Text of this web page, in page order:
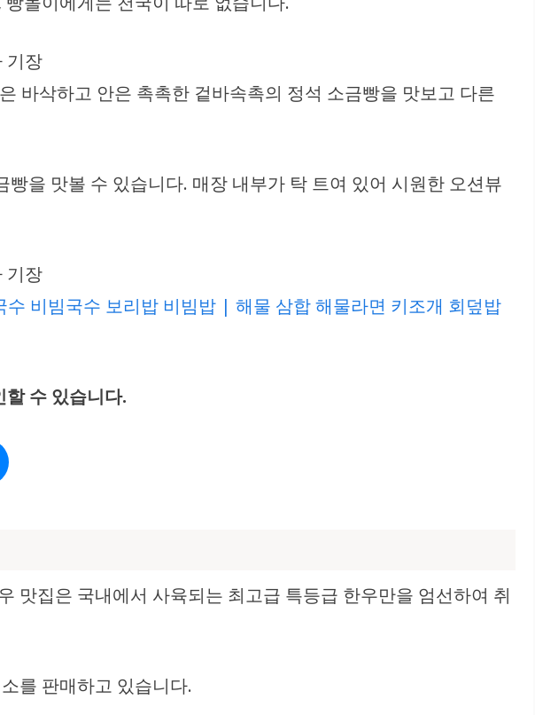
바삭하고 안은 촉촉한 겉바속촉의 정석 소금빵을 맛보고 다른
을 맛볼 수 있습니다. 매장 내부가 탁 트여 있어 시원한 오션뷰
비빔국수 보리밥 비빔밥 | 해물 삼합 해물라면 키조개 회덮밥
수 있습니다.
맛집은 국내에서 사육되는 최고급 특등급 한우만을 엄선하여 취
를 판매하고 있습니다.